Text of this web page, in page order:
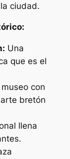
ciudad.
Una
que es el
con
bretón
llena